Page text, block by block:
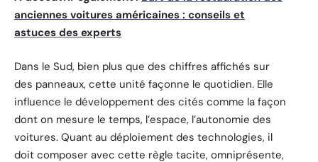
anciennes voitures américaines : conseils et
astuces des experts
Dans le Sud, bien plus que des chiffres affichés sur
des panneaux, cette unité façonne le quotidien. Elle
influence le développement des cités comme la façon
dont on mesure le temps, l’espace, l’autonomie des
voitures. Quant au déploiement des technologies, il
doit composer avec cette règle tacite, omniprésente,